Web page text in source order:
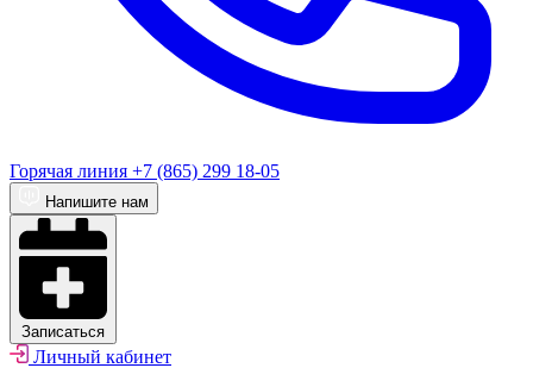
Горячая линия +7 (865) 299 18-05
Напишите нам
Записаться
Личный кабинет